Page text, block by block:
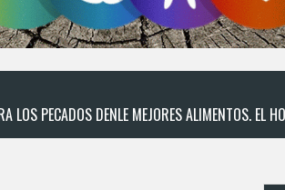
PECADOS DENLE MEJORES ALIMENTOS. EL